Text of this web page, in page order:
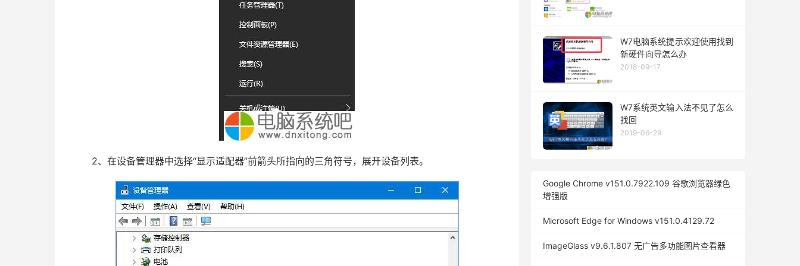
2、在设备管理器中选择“显示适配器”前箭头所指向的三角符号，展开设备列表。
W7电脑系统提示欢迎使用找到
新硬件向导怎么办
2018-09-17
W7系统英文输入法不见了怎么
找回
2019-06-29
Google Chrome v151.0.7922.109 谷歌浏览器绿色
增强版
Microsoft Edge for Windows v151.0.4129.72
ImageGlass v9.6.1.807 无广告多功能图片查看器